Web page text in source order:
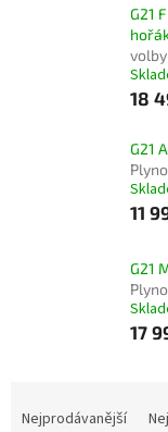
G21
volby
18
G21
11
G21
17
Nejprodávanější